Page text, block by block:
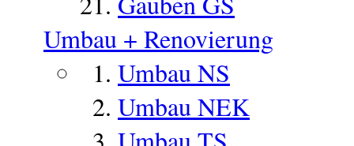
Umbau + Renovierung
Umbau NS
Umbau NEK